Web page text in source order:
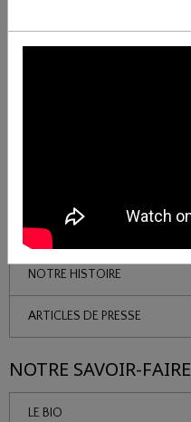
QUI SOMMES NOUS ?
NOTRE HISTOIRE
ARTICLES DE PRESSE
NOTRE SAVOIR-FAIRE
LE BIO